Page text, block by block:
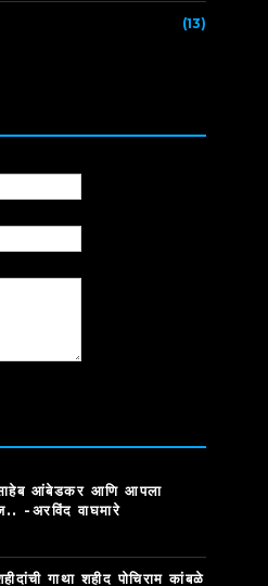
(13)
आंबेडकर आणि आपला
-अरविंद वाघमारे
गाथा शहीद पोचिराम कांबळे